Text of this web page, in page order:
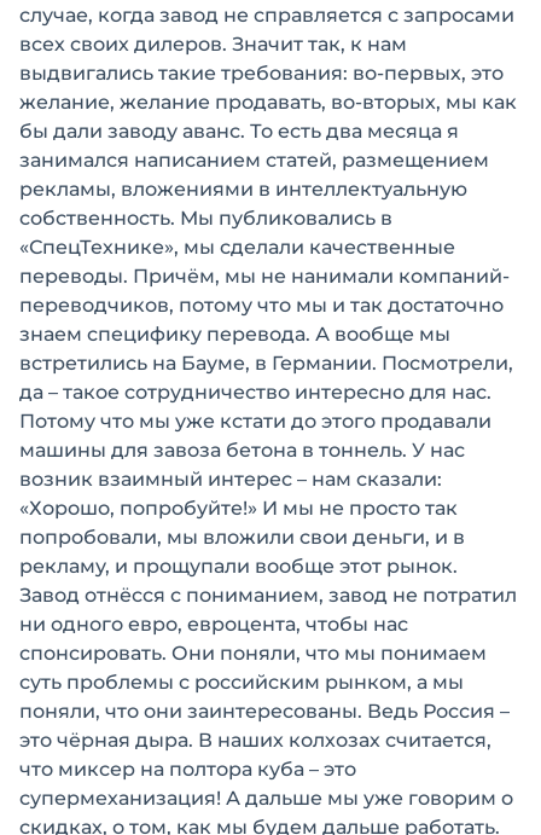
случае, когда завод не справляется с запросами
всех своих дилеров. Значит так, к нам
выдвигались такие требования: во-первых, это
желание, желание продавать, во-вторых, мы как
бы дали заводу аванс. То есть два месяца я
занимался написанием статей, размещением
рекламы, вложениями в интеллектуальную
собственность. Мы публиковались в
«СпецТехнике», мы сделали качественные
переводы. Причём, мы не нанимали компаний-
переводчиков, потому что мы и так достаточно
знаем специфику перевода. А вообще мы
встретились на Бауме, в Германии. Посмотрели,
да – такое сотрудничество интересно для нас.
Потому что мы уже кстати до этого продавали
машины для завоза бетона в тоннель. У нас
возник взаимный интерес – нам сказали:
«Хорошо, попробуйте!» И мы не просто так
попробовали, мы вложили свои деньги, и в
рекламу, и прощупали вообще этот рынок.
Завод отнёсся с пониманием, завод не потратил
ни одного евро, евроцента, чтобы нас
спонсировать. Они поняли, что мы понимаем
суть проблемы с российским рынком, а мы
поняли, что они заинтересованы. Ведь Россия –
это чёрная дыра. В наших колхозах считается,
что миксер на полтора куба – это
супермеханизация! А дальше мы уже говорим о
скидках, о том, как мы будем дальше работать.